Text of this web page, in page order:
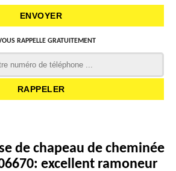
RAPPELLE GRATUITEMENT
de chapeau de cheminée
excellent ramoneur